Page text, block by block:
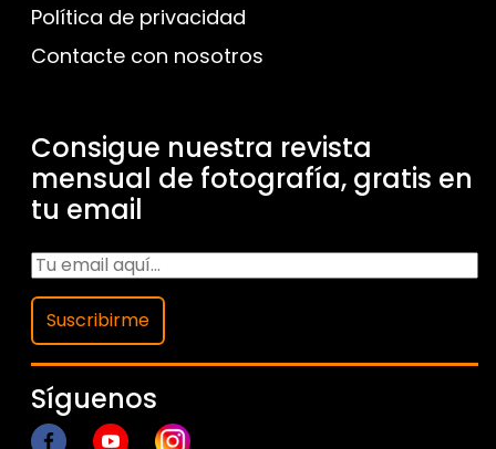
Política de privacidad
Contacte con nosotros
Consigue nuestra revista
mensual de fotografía, gratis en
tu email
Suscribirme
Síguenos